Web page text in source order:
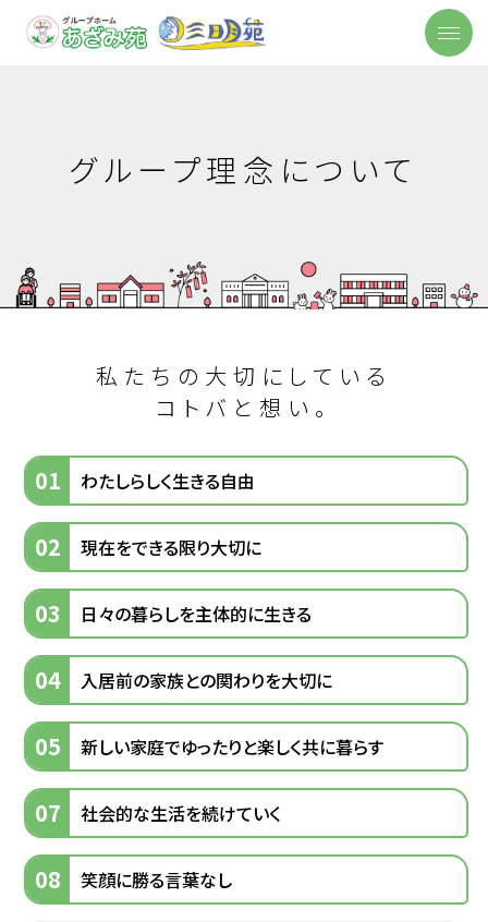
グループ理念について
私たちの大切にしている
コトバと想い。
01 わたしらしく生きる自由
02 現在をできる限り大切に
03 日々の暮らしを主体的に生きる
04 入居前の家族との関わりを大切に
05 新しい家庭でゆったりと楽しく共に暮らす
07 社会的な生活を続けていく
08 笑顔に勝る言葉なし